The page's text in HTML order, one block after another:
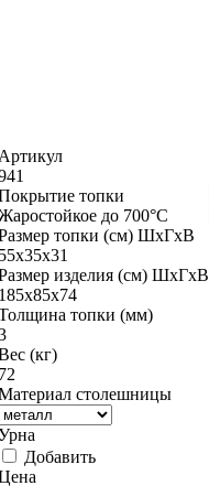
Артикул
топки
до 700°С
топки (см) ШхГхВ
55х35х31
изделия (см) ШхГхВ
185х85х74
топки (мм)
(кг)
72
столешницы
Добавить